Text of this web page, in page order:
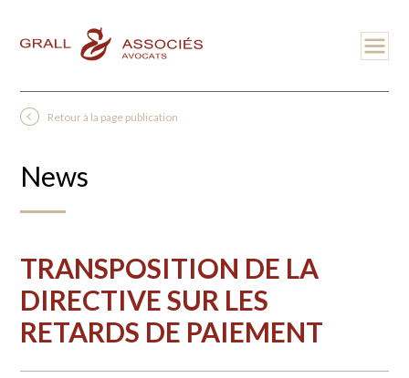
Retour à la page publication
News
TRANSPOSITION DE LA
DIRECTIVE SUR LES
RETARDS DE PAIEMENT